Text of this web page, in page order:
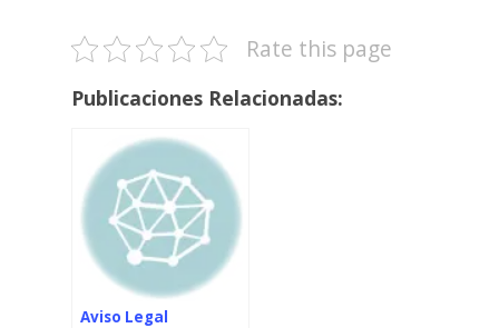
Rate this page
Publicaciones Relacionadas:
Aviso Legal